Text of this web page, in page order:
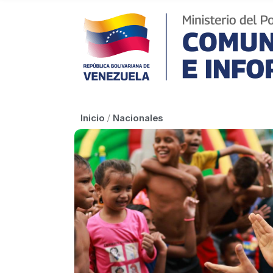
Inicio / Nacionales